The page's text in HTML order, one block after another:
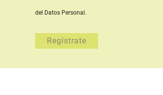
del Datos Personal.